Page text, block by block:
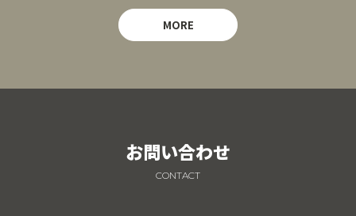
MORE
お問い合わせ
CONTACT